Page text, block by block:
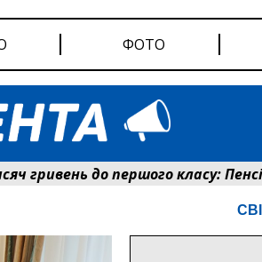
ФОТО
до першого класу: